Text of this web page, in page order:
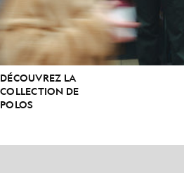
DÉCOUVREZ LA
COLLECTION DE
POLOS